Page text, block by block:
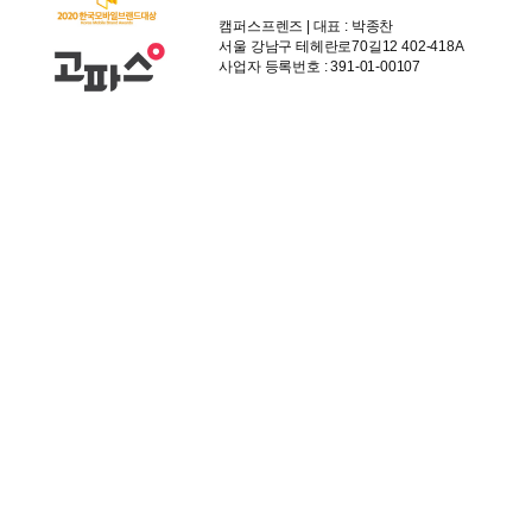
캠퍼스프렌즈 | 대표 : 박종찬
서울 강남구 테헤란로70길12 402-418A
사업자 등록번호 : 391-01-00107